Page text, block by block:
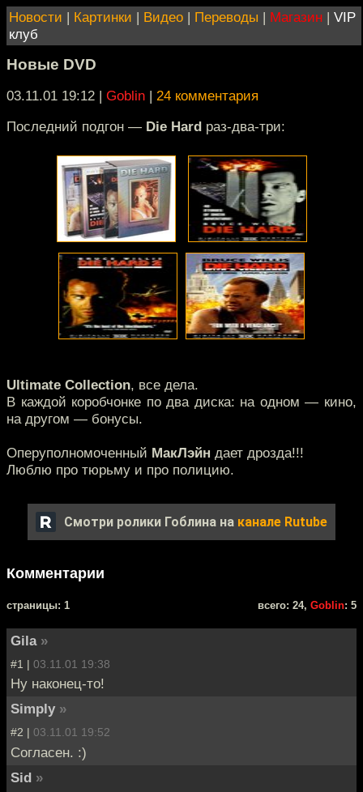
Новости | Картинки | Видео | Переводы | Магазин | VIP
клуб
Новые DVD
03.11.01 19:12 | Goblin | 24 комментария
Последний подгон — Die Hard раз-два-три:
Ultimate Collection, все дела.
В каждой коробчонке по два диска: на одном — кино,
на другом — бонусы.
Оперуполномоченный МакЛэйн дает дрозда!!!
Люблю про тюрьму и про полицию.
Смотри ролики Гоблина на канале Rutube
Комментарии
cтраницы: 1 всего: 24, Goblin: 5
Gila »
#1 | 03.11.01 19:38
Ну наконец-то!
Simply »
#2 | 03.11.01 19:52
Согласен. :)
Sid »